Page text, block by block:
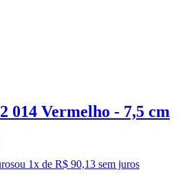
014 Vermelho - 7,5 cm
ou 1x de R$ 90,13 sem juros